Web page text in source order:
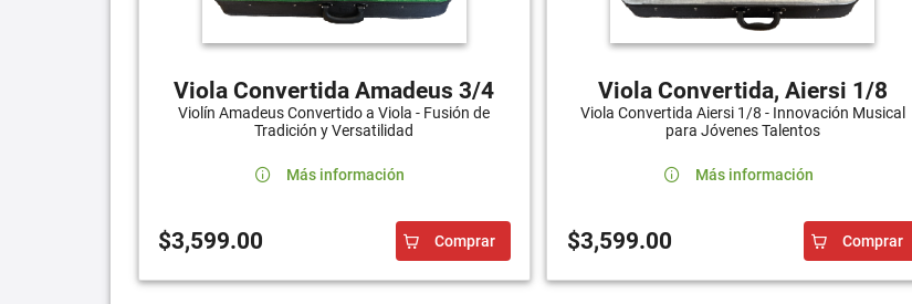
Viola Convertida Amadeus 3/4
Violín Amadeus Convertido a Viola - Fusión de
Tradición y Versatilidad
Más información
$3,599.00 Comprar
Viola Convertida, Aiersi 1/8
Viola Convertida Aiersi 1/8 - Innovación Musical
para Jóvenes Talentos
Más información
$3,599.00 Comprar